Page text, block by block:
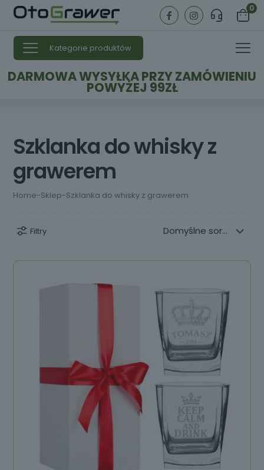
0
Kategorie produktów
DARMOWA WYSYŁKA PRZY ZAMÓWIENIU
POWYŻEJ 99ZŁ
Szklanka do whisky z
grawerem
Home-Sklep-Szklanka do whisky z grawerem
Filtry